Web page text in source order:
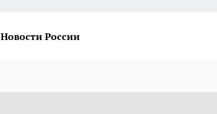
Новости России